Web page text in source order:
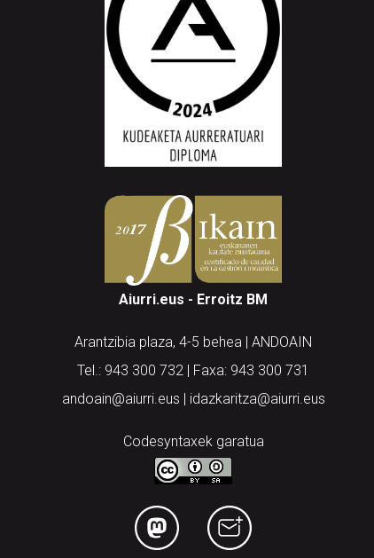
Aiurri.eus - Erroitz BM
Arantzibia plaza, 4-5 behea | ANDOAIN
Tel.: 943 300 732 | Faxa: 943 300 731
andoain@aiurri.eus | idazkaritza@aiurri.eus
Codesyntaxek garatua